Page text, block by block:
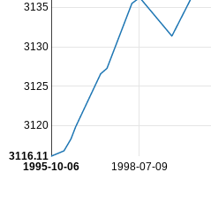
1998-07-09
1995-10-06
3120
3125
3130
3135
3116.11